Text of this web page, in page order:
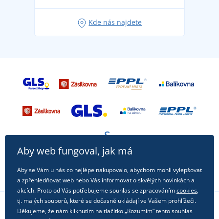
Kde nás najdete
Sledujte nás na sociálních sítích
Aby web fungoval, jak má
Aby se Vám u nás co nejlépe nakupovalo, abychom mohli vylepšovat
a zpřehledňovat web nebo Vás informovat o skvělých novinkách a
akcích. Proto od Vás potřebujeme souhlas se zpracovánímcookies,
tj. malých souborů, které se dočasně ukládají ve Vašem prohlížeči.
Děkujeme, že nám kliknutím na tlačítko „Rozumím“ tento souhlas